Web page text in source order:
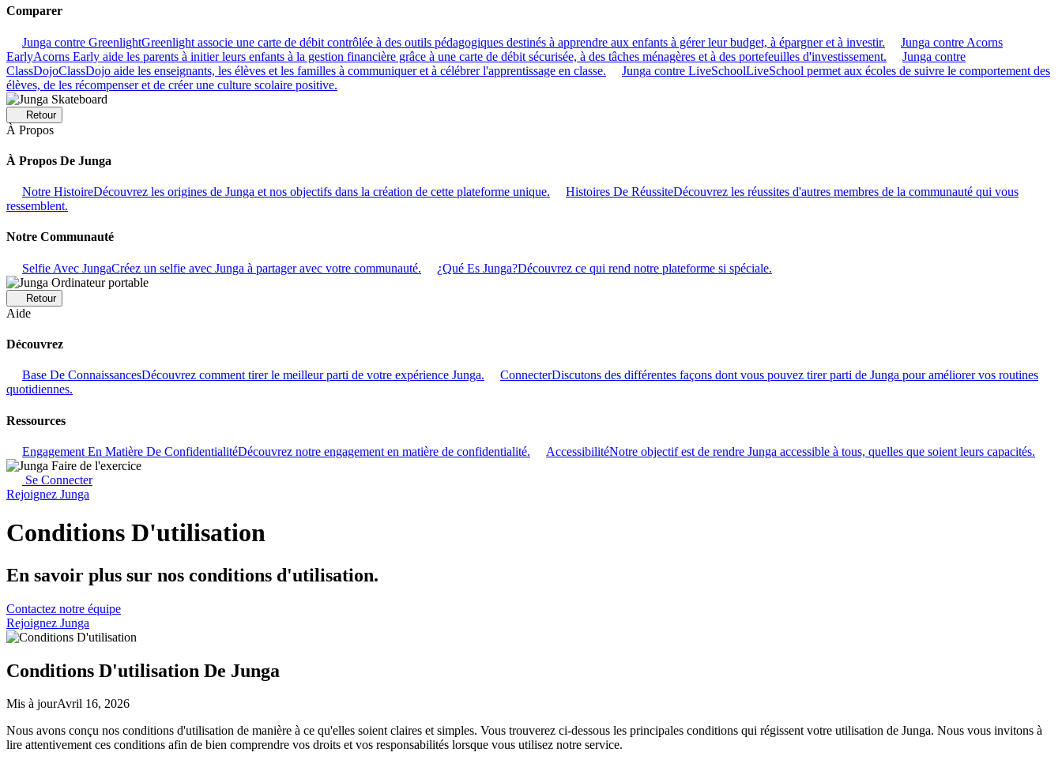
Comparer
Junga contre GreenlightGreenlight associe une carte de débit contrôlée à des outils pédagogiques destinés à apprendre aux enfants à gérer leur budget, à épargner et à investir.
Junga contre Acorns
EarlyAcorns Early aide les parents à initier leurs enfants à la gestion financière grâce à une carte de débit sécurisée, à des tâches ménagères et à des portefeuilles d'investissement.
Junga contre
ClassDojoClassDojo aide les enseignants, les élèves et les familles à communiquer et à célébrer l'apprentissage en classe. Junga contre LiveSchoolLiveSchool permet aux écoles de suivre le comportement des
élèves, de les récompenser et de créer une culture scolaire positive.
Retour
À Propos
À Propos De Junga
Notre HistoireDécouvrez les origines de Junga et nos objectifs dans la création de cette plateforme unique. Histoires De RéussiteDécouvrez les réussites d'autres membres de la communauté qui vous
ressemblent.
Notre Communauté
Selfie Avec JungaCréez un selfie avec Junga à partager avec votre communauté. ¿Qué Es Junga?Découvrez ce qui rend notre plateforme si spéciale.
Retour
Aide
Découvrez
Base De ConnaissancesDécouvrez comment tirer le meilleur parti de votre expérience Junga. ConnecterDiscutons des différentes façons dont vous pouvez tirer parti de Junga pour améliorer vos routines
quotidiennes.
Ressources
Engagement En Matière De ConfidentialitéDécouvrez notre engagement en matière de confidentialité. AccessibilitéNotre objectif est de rendre Junga accessible à tous, quelles que soient leurs capacités.
Se Connecter
Rejoignez Junga
Conditions D'utilisation
En savoir plus sur nos conditions d'utilisation.
Contactez notre équipe
Rejoignez Junga
Conditions D'utilisation De Junga
Mis à jourAvril 16, 2026
Nous avons conçu nos conditions d'utilisation de manière à ce qu'elles soient claires et simples. Vous trouverez ci-dessous les principales conditions qui régissent votre utilisation de Junga. Nous vous invitons à
lire attentivement ces conditions afin de bien comprendre vos droits et vos responsabilités lorsque vous utilisez notre service.